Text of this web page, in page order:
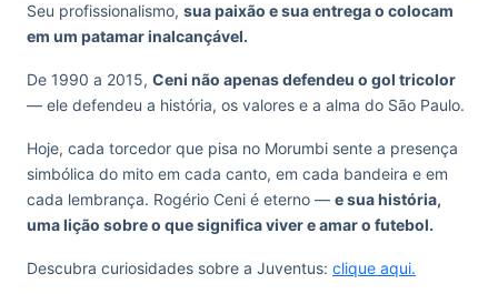
Seu profissionalismo, sua paixão e sua entrega o colocam
em um patamar inalcançável.
De 1990 a 2015, Ceni não apenas defendeu o gol tricolor
— ele defendeu a história, os valores e a alma do São Paulo.
Hoje, cada torcedor que pisa no Morumbi sente a presença
simbólica do mito em cada canto, em cada bandeira e em
cada lembrança. Rogério Ceni é eterno — e sua história,
uma lição sobre o que significa viver e amar o futebol.
Descubra curiosidades sobre a Juventus: clique aqui.